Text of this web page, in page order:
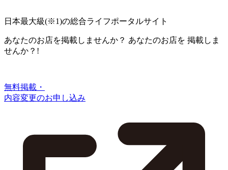
日本最大級(※1)の総合ライフポータルサイト
あなたのお店を掲載しませんか？ あなたのお店を 掲載しま
せんか？!
無料掲載・
内容変更のお申し込み